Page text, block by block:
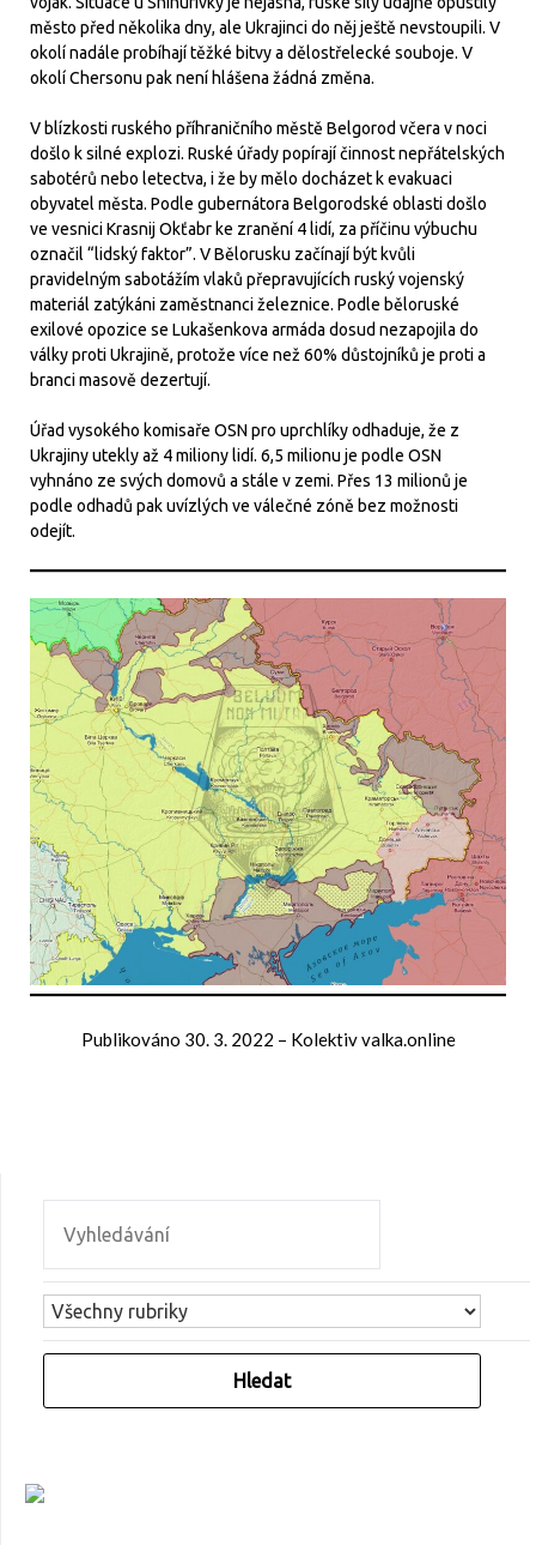
město před několika dny, ale Ukrajinci do něj ještě nevstoupili. V
okolí nadále probíhají těžké bitvy a dělostřelecké souboje. V
okolí Chersonu pak není hlášena žádná změna.
V blízkosti ruského příhraničního městě Belgorod včera v noci
došlo k silné explozi. Ruské úřady popírají činnost nepřátelských
sabotérů nebo letectva, i že by mělo docházet k evakuaci
obyvatel města. Podle gubernátora Belgorodské oblasti došlo
ve vesnici Krasnij Okťabr ke zranění 4 lidí, za příčinu výbuchu
označil “lidský faktor”. V Bělorusku začínají být kvůli
pravidelným sabotážím vlaků přepravujících ruský vojenský
materiál zatýkáni zaměstnanci železnice. Podle běloruské
exilové opozice se Lukašenkova armáda dosud nezapojila do
války proti Ukrajině, protože více než 60% důstojníků je proti a
branci masově dezertují.
Úřad vysokého komisaře OSN pro uprchlíky odhaduje, že z
Ukrajiny utekly až 4 miliony lidí. 6,5 milionu je podle OSN
vyhnáno ze svých domovů a stále v zemi. Přes 13 milionů je
podle odhadů pak uvízlých ve válečné zóně bez možnosti
odejít.
Publikováno 30. 3. 2022 – Kolektiv valka.online